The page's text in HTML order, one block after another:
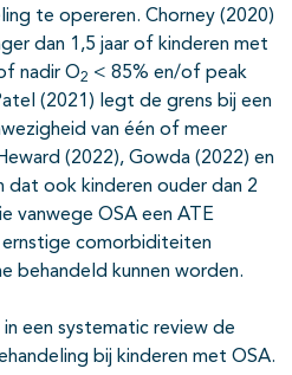
te opereren. Chorney (2020)
dan 1,5 jaar of kinderen met
nadir O2 < 85% en/of peak
(2021) legt de grens bij een
van één of meer
(2022), Gowda (2022) en
dat ook kinderen ouder dan 2
vanwege OSA een ATE
comorbiditeiten
behandeld kunnen worden.
een systematic review de
bij kinderen met OSA.